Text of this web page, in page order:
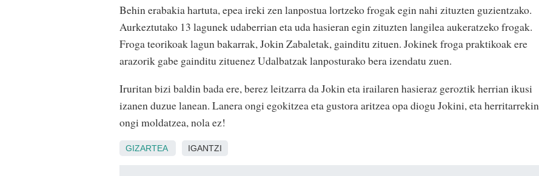
Behin erabakia hartuta, epea ireki zen lanpostua lortzeko frogak egin nahi zituzten guzientzako.
Aurkeztutako 13 lagunek udaberrian eta uda hasieran egin zituzten langilea aukeratzeko frogak.
Froga teorikoak lagun bakarrak, Jokin Zabaletak, gainditu zituen. Jokinek froga praktikoak ere
arazorik gabe gainditu zituenez Udalbatzak lanposturako bera izendatu zuen.
Iruritan bizi baldin bada ere, berez leitzarra da Jokin eta irailaren hasieraz geroztik herrian ikusi
izanen duzue lanean. Lanera ongi egokitzea eta gustora aritzea opa diogu Jokini, eta herritarrekin
ongi moldatzea, nola ez!
GIZARTEA IGANTZI